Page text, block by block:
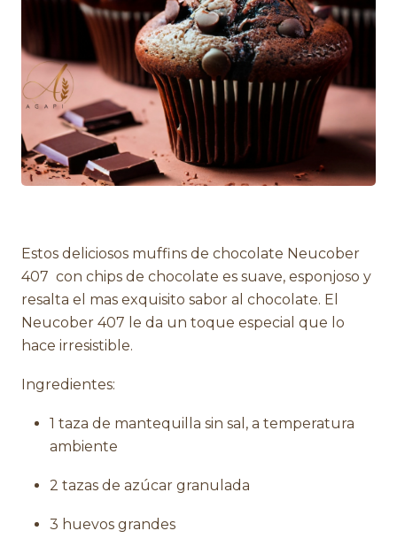
Estos deliciosos muffins de chocolate Neucober
407 con chips de chocolate es suave, esponjoso y
resalta el mas exquisito sabor al chocolate. El
Neucober 407 le da un toque especial que lo
hace irresistible.
Ingredientes:
1 taza de mantequilla sin sal, a temperatura
ambiente
2 tazas de azúcar granulada
3 huevos grandes